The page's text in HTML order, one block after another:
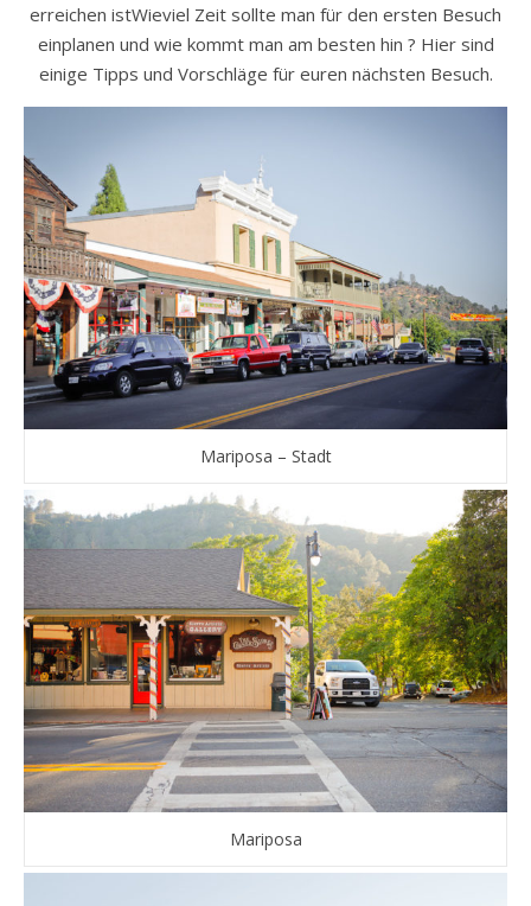
erreichen istWieviel Zeit sollte man für den ersten Besuch
einplanen und wie kommt man am besten hin ? Hier sind
einige Tipps und Vorschläge für euren nächsten Besuch.
Mariposa – Stadt
Mariposa